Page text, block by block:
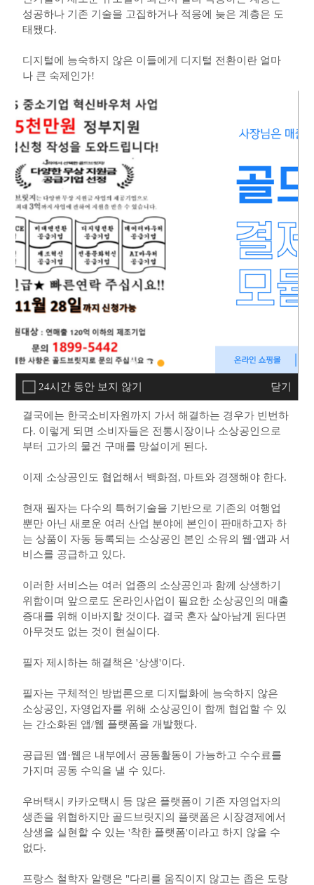
성공하나 기존 기술을 고집하거나 적응에 늦은 계층은 도
태됐다.
디지털에 능숙하지 않은 이들에게 디지털 전환이란 얼마
나 큰 숙제인가!
문화체육관광부에서는 디지털이라는 새로운 뉴노멀(New
Normal) 시대를 맞아 문화·체육·관광을 활성화하기 위한
메타버스, 디지털 뉴딜, 실감 콘텐츠 등 신규서비스에 집중
하고 있다.
기존의 여행사를 위한 디지털 교육이 활성화돼야 하며 최
대한 간소화시켜 누구나 어려움 없이 사용할 수 있도록 추
진돼야 한다.
필자는 소상공인지원센터에서 자영업자들을 위해 일을 했
소상공인들은 대기업과 비교해 여러 측면에서 불리하지
만, 필자의 경험으로 가장 큰 문제는 개별 사업자의 이기심
클레임이 발생했을 때 백화점이 고객센터를 통해 소비자
불만이 해결돼 소비자들은 믿고 구매할 수 있는 반면 전통
시장은 그러하지 못하다.
결국에는 한국소비자원까지 가서 해결하는 경우가 빈번하
다. 이렇게 되면 소비자들은 전통시장이나 소상공인으로
부터 고가의 물건 구매를 망설이게 된다.
이제 소상공인도 협업해서 백화점, 마트와 경쟁해야 한다.
현재 필자는 다수의 특허기술을 기반으로 기존의 여행업
뿐만 아닌 새로운 여러 산업 분야에 본인이 판매하고자 하
는 상품이 자동 등록되는 소상공인 본인 소유의 웹·앱과 서
비스를 공급하고 있다.
이러한 서비스는 여러 업종의 소상공인과 함께 상생하기
위함이며 앞으로도 온라인사업이 필요한 소상공인의 매출
증대를 위해 이바지할 것이다. 결국 혼자 살아남게 된다면
아무것도 없는 것이 현실이다.
필자 제시하는 해결책은 '상생'이다.
필자는 구체적인 방법론으로 디지털화에 능숙하지 않은
소상공인, 자영업자를 위해 소상공인이 함께 협업할 수 있
는 간소화된 앱/웹 플랫폼을 개발했다.
공급된 앱·웹은 내부에서 공동활동이 가능하고 수수료를
가지며 공동 수익을 낼 수 있다.
우버택시 카카오택시 등 많은 플랫폼이 기존 자영업자의
생존을 위협하지만 골드브릿지의 플랫폼은 시장경제에서
상생을 실현할 수 있는 '착한 플랫폼'이라고 하지 않을 수
없다.
프랑스 철학자 알랭은 "다리를 움직이지 않고는 좁은 도랑
24시간 동안 보지 않기 닫기